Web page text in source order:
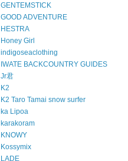
GENTEMSTICK
GOOD ADVENTURE
HESTRA
Honey Girl
indigoseaclothing
IWATE BACKCOUNTRY GUIDES
Jr君
K2
K2 Taro Tamai snow surfer
ka Lipoa
karakoram
KNOWY
Kossymix
LADE